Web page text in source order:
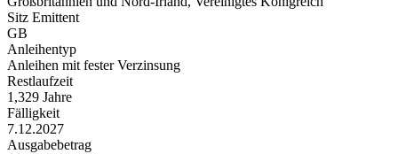
Sitz Emittent
GB
Anleihentyp
Anleihen mit fester Verzinsung
Restlaufzeit
1,329 Jahre
Fälligkeit
7.12.2027
Ausgabebetrag